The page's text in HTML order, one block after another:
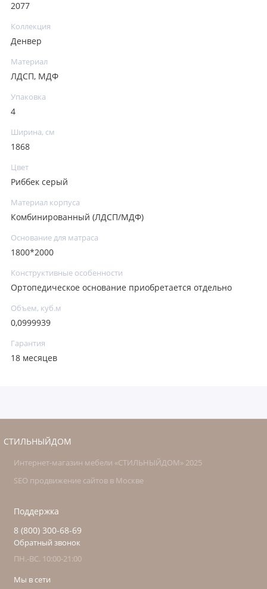
2077
Коллекция
Денвер
Материал
ЛДСП, МДФ
Упаковка
4
Ширина, см
1868
Цвет
Риббек серый
Материал корпуса
Комбинированный (ЛДСП/МДФ)
Основание для матраса
1800*2000
Конструктивные особенности
Ортопедическое основание приобретается отдельно
Объем, куб.м
0,0999939
Гарантия
18 месяцев
СТИЛЬНЫЙДОМ
Интернет-магазин мебели «СТИЛЬНЫЙДОМ» 2025
SEO продвижение сайтов в Москве
Поддержка
8 (800) 300-68-69
Обратный звонок
ПН.-ВС. 10:00-21:00
Мы в сети